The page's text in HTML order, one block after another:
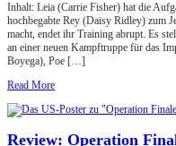
Inhalt: Leia (Carrie Fisher) hat die
hochbegabte Rey (Daisy Ridley) zum
macht, endet ihr Training abrupt. Es
an einer neuen Kampftruppe für das
Boyega), Poe […]
Read More
Review: Operation